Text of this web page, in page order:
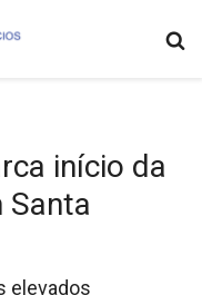
início da
Santa
elevados